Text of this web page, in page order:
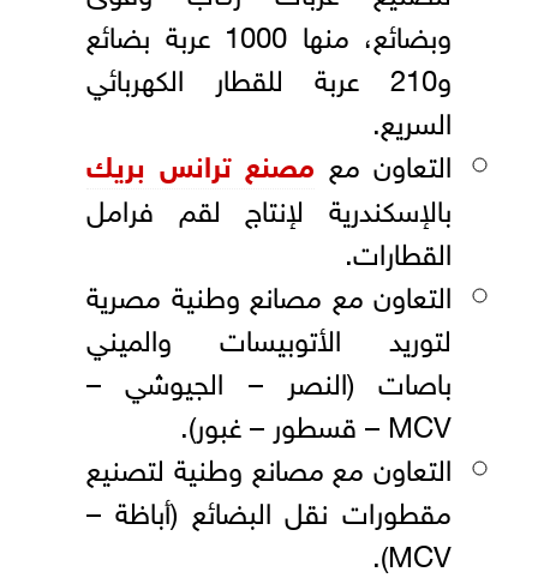
وبضائع، منها 1000 عربة بضائع
و210 عربة للقطار الكهربائي
السريع.
التعاون مع مصنع ترانس بريك
بالإسكندرية لإنتاج لقم فرامل
القطارات.
التعاون مع مصانع وطنية مصرية
لتوريد الأتوبيسات والميني
باصات (النصر – الجيوشي –
MCV – قسطور – غبور).
التعاون مع مصانع وطنية لتصنيع
مقطورات نقل البضائع (أباظة –
MCV).